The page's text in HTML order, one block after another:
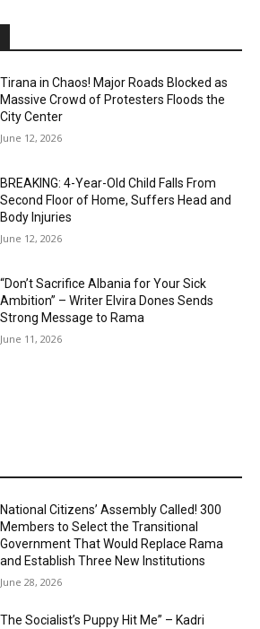
Tirana in Chaos! Major Roads Blocked as
Massive Crowd of Protesters Floods the
City Center
June 12, 2026
BREAKING: 4-Year-Old Child Falls From
Second Floor of Home, Suffers Head and
Body Injuries
June 12, 2026
“Don’t Sacrifice Albania for Your Sick
Ambition” – Writer Elvira Dones Sends
Strong Message to Rama
June 11, 2026
National Citizens’ Assembly Called! 300
Members to Select the Transitional
Government That Would Replace Rama
and Establish Three New Institutions
June 28, 2026
The Socialist’s Puppy Hit Me” – Kadri